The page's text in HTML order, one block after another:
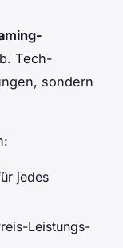
Tech-
sondern
jedes
Leistungs-